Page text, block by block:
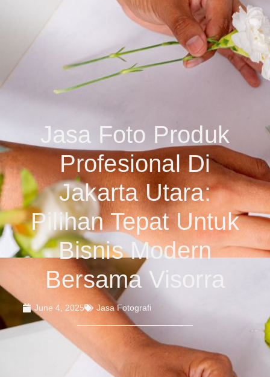
Jasa Foto Produk
Profesional Di
Jakarta Utara:
Pilihan Tepat Untuk
Bisnis Modern
Bersama Visorra
June 4, 2025 Jasa Fotografi